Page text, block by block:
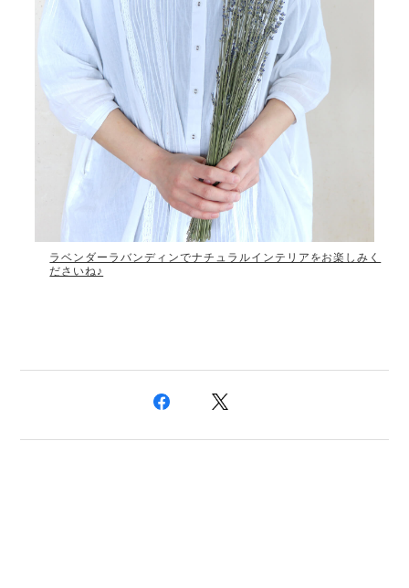
ラベンダーラバンディンでナチュラルインテリアをお楽しみく
ださいね♪